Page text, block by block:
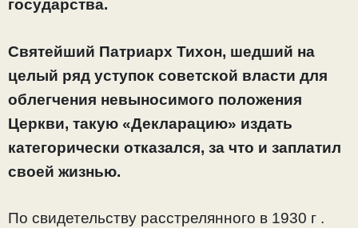
государства.
Святейший Патриарх Тихон, шедший на
целый ряд уступок советской власти для
облегчения невыносимого положения
Церкви, такую «Декларацию» издать
категорически отказался, за что и заплатил
своей жизнью.
По свидетельству расстрелянного в 1930 г .